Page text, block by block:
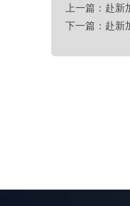
上一篇：赴新
下一篇：赴新